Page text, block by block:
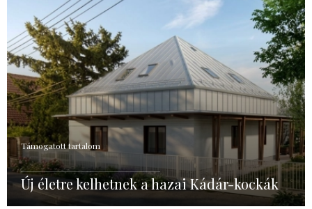
Támogatott tartalom
Új életre kelhetnek a hazai Kádár-kockák